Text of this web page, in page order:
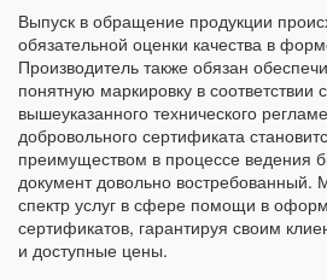
Выпуск в обращение продукции
обязательной оценки качества в
Производитель также обязан
понятную маркировку в соответствии
вышеуказанного технического
добровольного сертификата
преимуществом в процессе ведения
документ довольно востребованный.
спектр услуг в сфере помощи в
сертификатов, гарантируя своим
и доступные цены.